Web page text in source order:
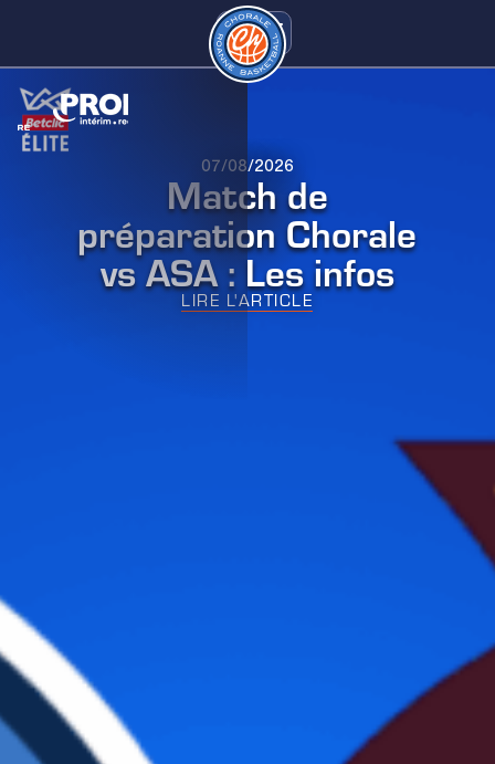
07/08/2026
Match de
préparation Chorale
vs ASA : Les infos
LIRE L'ARTICLE